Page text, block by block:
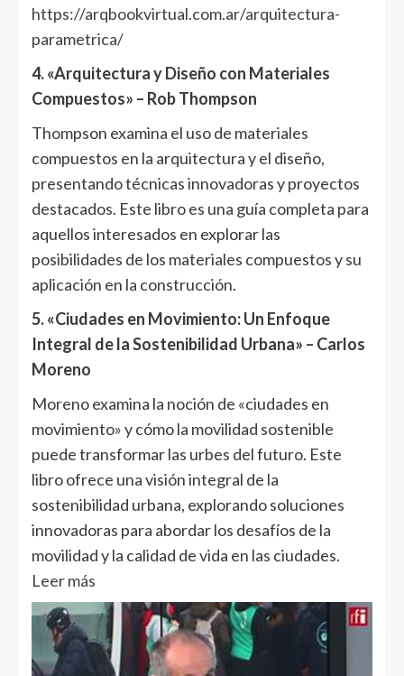
https://arqbookvirtual.com.ar/arquitectura-
parametrica/
4. «Arquitectura y Diseño con Materiales
Compuestos» – Rob Thompson
Thompson examina el uso de materiales
compuestos en la arquitectura y el diseño,
presentando técnicas innovadoras y proyectos
destacados. Este libro es una guía completa para
aquellos interesados en explorar las
posibilidades de los materiales compuestos y su
aplicación en la construcción.
5. «Ciudades en Movimiento: Un Enfoque
Integral de la Sostenibilidad Urbana» – Carlos
Moreno
Moreno examina la noción de «ciudades en
movimiento» y cómo la movilidad sostenible
puede transformar las urbes del futuro. Este
libro ofrece una visión integral de la
sostenibilidad urbana, explorando soluciones
innovadoras para abordar los desafíos de la
movilidad y la calidad de vida en las ciudades.
Leer más